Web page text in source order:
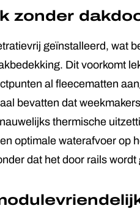
zonder
geïnstalleerd, wat
Dit voorkomt
al fleecematten
bevatten dat
thermische
optimale waterafvoer op
dat het door rails wordt